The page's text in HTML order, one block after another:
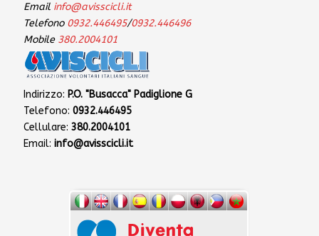
Email info@avisscicli.it
Telefono 0932.446495/0932.446496
Mobile 380.2004101
Indirizzo: P.O. "Busacca" Padiglione G
Telefono: 0932.446495
Cellulare: 380.2004101
Email: info@avisscicli.it